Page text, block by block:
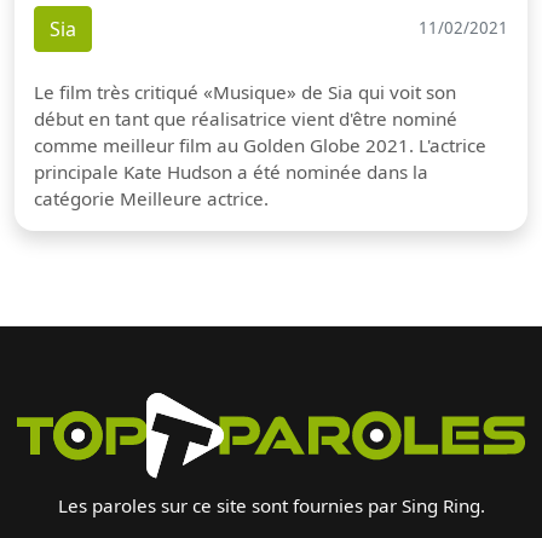
Sia 11/02/2021
Le film très critiqué «Musique» de Sia qui voit son
début en tant que réalisatrice vient d'être nominé
comme meilleur film au Golden Globe 2021. L'actrice
principale Kate Hudson a été nominée dans la
catégorie Meilleure actrice.
Les paroles sur ce site sont fournies par Sing Ring.